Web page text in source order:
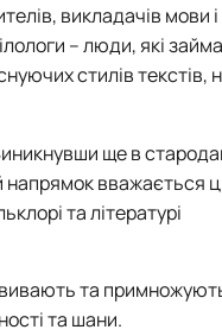
викладачів мови і
– люди, які
стилів текстів,
ще в
напрямок вважається
та літературі
та
та шани.